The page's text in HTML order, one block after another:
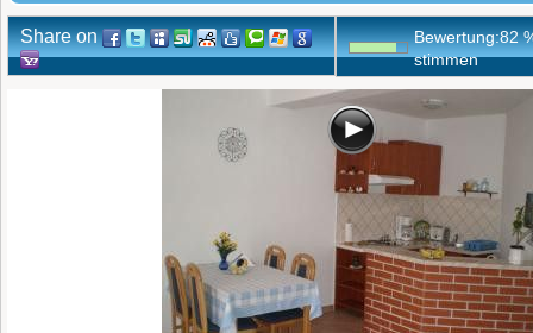
Share on Bewertung:82
stimmen